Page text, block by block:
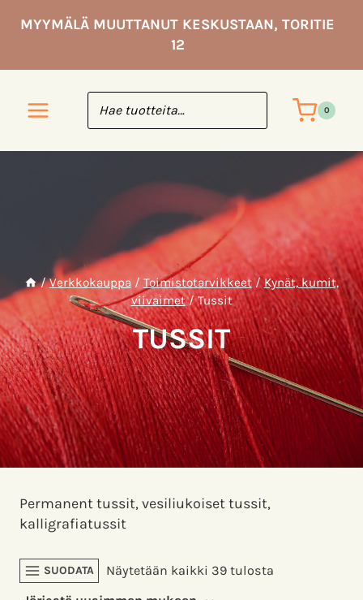
sisältöön
MYYMÄLÄ MUUTTANUT KESKUSTAAN, TORITIE
12
0
/ Verkkokauppa / Toimisto­tarvikkeet / Kynät, kumit,
viivaimet / Tussit
TUSSIT
Permanent tussit, vesiliukoiset tussit,
kalligrafiatussit
SUODATA Näytetään kaikki 39 tulosta